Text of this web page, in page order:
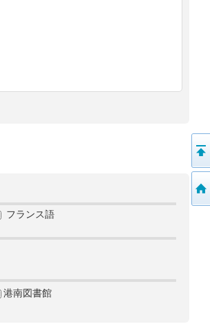
フランス語
港南図書館